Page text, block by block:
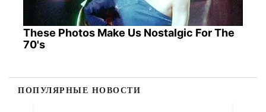
These Photos Make Us Nostalgic For The
70's
ПОПУЛЯРНЫЕ НОВОСТИ